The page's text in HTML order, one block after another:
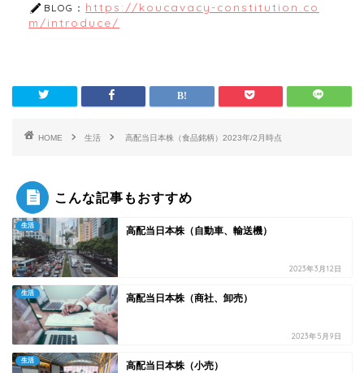
BLOG： https://koucavacy-constitution.co
m/introduce/
HOME 生活 高配当日本株（食品銘柄）2023年/2月時点
こんな記事もおすすめ
生活 高配当日本株（自動車、輸送機）
2023年3月12日
生活 高配当日本株（商社、卸売）
2023年5月9日
生活 高配当日本株（小売）